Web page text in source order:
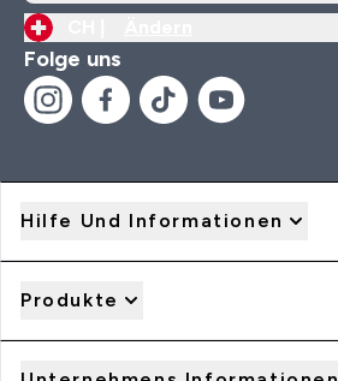
Folge uns
Hilfe Und Informationen
Produkte